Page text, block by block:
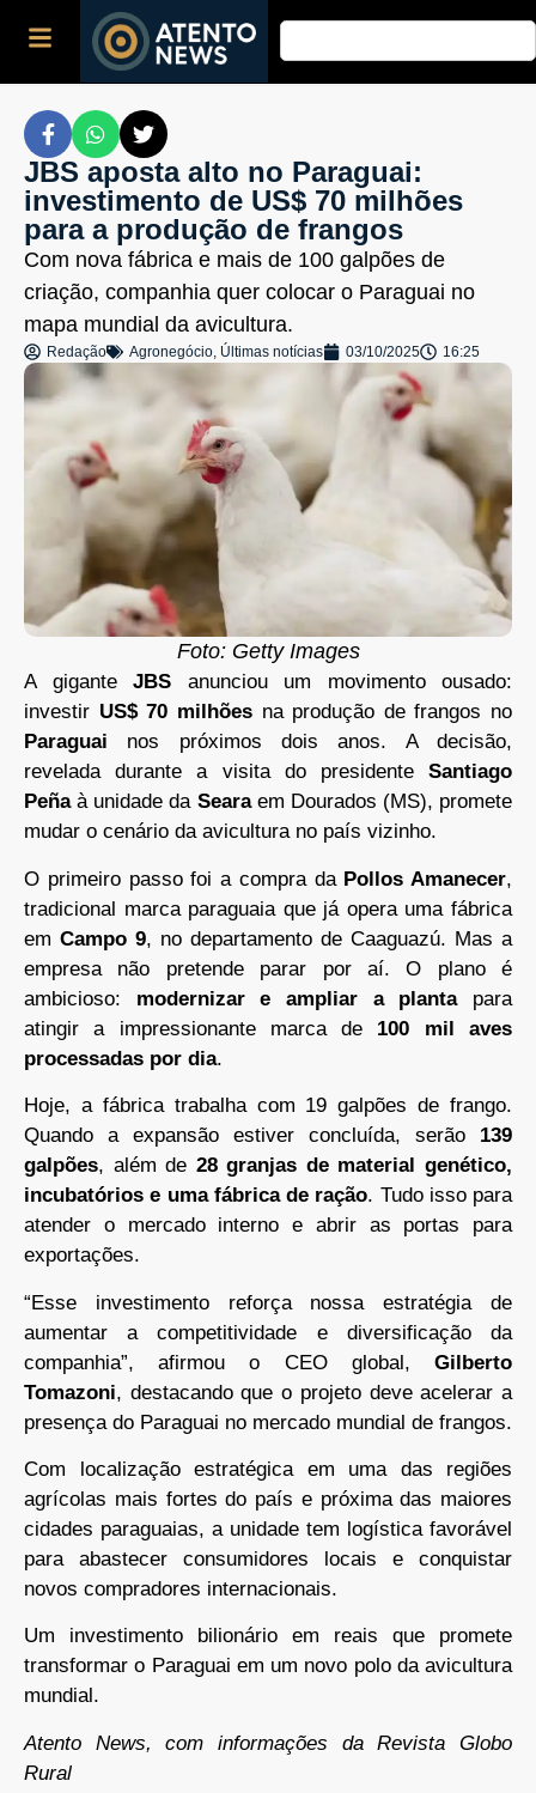
JBS aposta alto no Paraguai:
investimento de US$ 70 milhões
para a produção de frangos
Com nova fábrica e mais de 100 galpões de
criação, companhia quer colocar o Paraguai no
mapa mundial da avicultura.
Redação Agronegócio, Últimas notícias 03/10/2025 16:25
Foto: Getty Images
A gigante JBS anunciou um movimento ousado:
investir US$ 70 milhõesna produção de frangos no
Paraguai nos próximos dois anos. A decisão,
revelada durante a visita do presidente Santiago
Peñaà unidade da Searaem Dourados (MS), promete
mudar o cenário da avicultura no país vizinho.
O primeiro passo foi a compra da Pollos Amanecer,
tradicional marca paraguaia que já opera uma fábrica
em Campo 9, no departamento de Caaguazú. Mas a
empresa não pretende parar por aí. O plano é
ambicioso: modernizar e ampliar a plantapara
atingir a impressionante marca de 100 mil aves
processadas por dia.
Hoje, a fábrica trabalha com 19 galpões de frango.
Quando a expansão estiver concluída, serão 139
galpões, além de 28 granjas de material genético,
incubatórios e uma fábrica de ração. Tudo isso para
atender o mercado interno e abrir as portas para
exportações.
“Esse investimento reforça nossa estratégia de
aumentar a competitividade e diversificação da
companhia”, afirmou o CEO global, Gilberto
Tomazoni, destacando que o projeto deve acelerar a
presença do Paraguai no mercado mundial de frangos.
Com localização estratégica em uma das regiões
agrícolas mais fortes do país e próxima das maiores
cidades paraguaias, a unidade tem logística favorável
para abastecer consumidores locais e conquistar
novos compradores internacionais.
Um investimento bilionário em reais que promete
transformar o Paraguai em um novo polo da avicultura
mundial.
Atento News, com informações da Revista Globo
Rural